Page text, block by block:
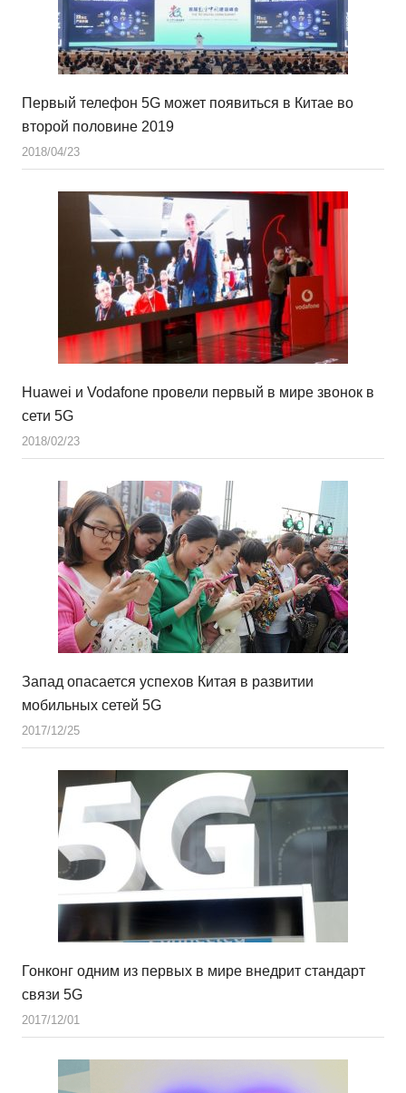
Первый телефон 5G может появиться в Китае во
второй половине 2019
2018/04/23
Huawei и Vodafone провели первый в мире звонок в
сети 5G
2018/02/23
Запад опасается успехов Китая в развитии
мобильных сетей 5G
2017/12/25
Гонконг одним из первых в мире внедрит стандарт
связи 5G
2017/12/01